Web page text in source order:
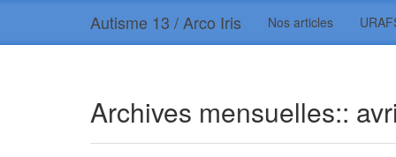
Autisme 13 / Arco Iris Nos articles
Archives mensuelles::